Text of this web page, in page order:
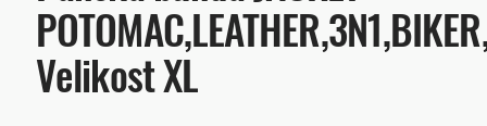
Velikost XL